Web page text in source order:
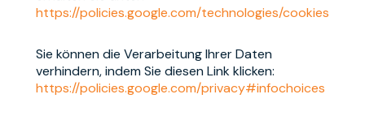
https://policies.google.com/technologies/cookies
Sie können die Verarbeitung Ihrer Daten
verhindern, indem Sie diesen Link klicken:
https://policies.google.com/privacy#infochoices